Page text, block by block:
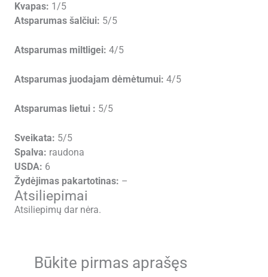
Kvapas: 1/5
Atsparumas šalčiui: 5/5
Atsparumas miltligei: 4/5
Atsparumas juodajam dėmėtumui: 4/5
Atsparumas lietui : 5/5
Sveikata: 5/5
Spalva: raudona
USDA: 6
Žydėjimas pakartotinas: –
Atsiliepimai
Atsiliepimų dar nėra.
Būkite pirmas aprašęs